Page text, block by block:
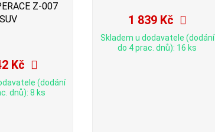
Z-007
SUV
Kč
(dodání
dnů): 8 ks
1 839 Kč
Skladem u dodavatele (dodání
do 4 prac. dnů): 16 ks